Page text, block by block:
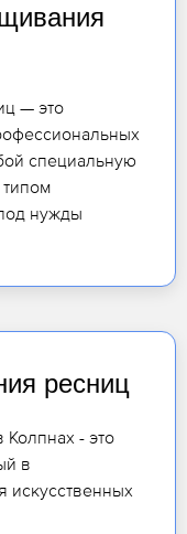
— это
специальную
нужды
ресниц
- это
в
искусственных